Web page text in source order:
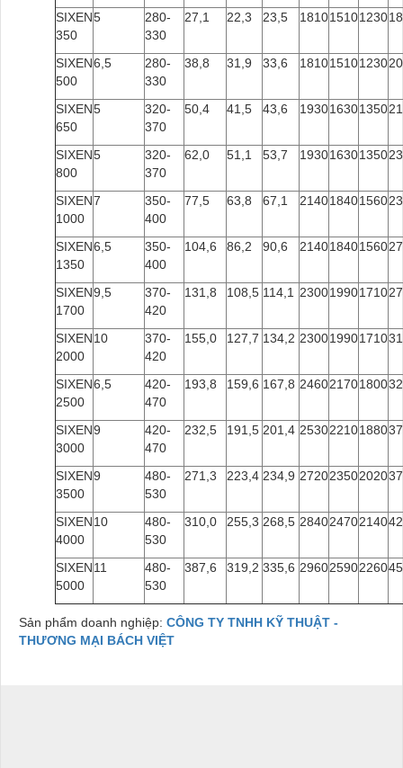
SIXEN
350
5
280-
330
27,1 22,3 23,5 181015101230
SIXEN
500
6,5
280-
330
38,8 31,9 33,6 181015101230
SIXEN
650
5
320-
370
50,4 41,5 43,6 193016301350
SIXEN
800
5
320-
370
62,0 51,1 53,7 193016301350
SIXEN
1000
7
350-
400
77,5 63,8 67,1 214018401560
SIXEN
1350
6,5
350-
400
104,6 86,2 90,6 214018401560
SIXEN
1700
9,5
370-
420
131,8 108,5 114,1 230019901710
SIXEN
2000
10
370-
420
155,0 127,7 134,2 230019901710
SIXEN
2500
6,5
420-
470
193,8 159,6 167,8 246021701800
SIXEN
3000
9
420-
470
232,5 191,5 201,4 253022101880
SIXEN
3500
9
480-
530
271,3 223,4 234,9 272023502020
SIXEN
4000
10
480-
530
310,0 255,3 268,5 284024702140
SIXEN
5000
11
480-
530
387,6 319,2 335,6 296025902260
Sản phẩm doanh nghiệp: CÔNG TY TNHH KỸ THUẬT -
THƯƠNG MẠI BÁCH VIỆT